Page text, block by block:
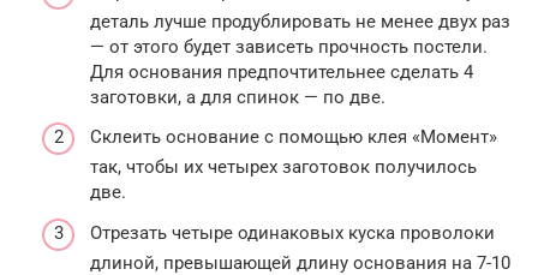
деталь лучше продублировать не менее двух раз
— от этого будет зависеть прочность постели.
Для основания предпочтительнее сделать 4
заготовки, а для спинок — по две.
Склеить основание с помощью клея «Момент»
так, чтобы их четырех заготовок получилось
две.
Отрезать четыре одинаковых куска проволоки
длиной, превышающей длину основания на 7-10